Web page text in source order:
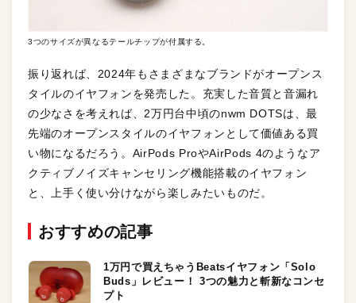
3つのサイズが異なるテールチップが付属する。
振り返れば、2024年もさまざまなブランドがオープンス
タイルのイヤフォンを発売した。充実した音質と音漏れ
の少なさを考えれば、2万円台中頃のnwm DOTSは、最
先端のオープンスタイルのイヤフォンとして価値ある買
い物になるだろう。AirPods ProやAirPods 4のようなア
クティブノイズキャンセリング機能搭載のイヤフォン
と、上手く使い分けながら楽しみたいものだ。
おすすめの記事
1万円で買えちゃうBeatsイヤフォン「Solo
Buds」レビュー！ 3つの魅力と斬新なコンセ
プト